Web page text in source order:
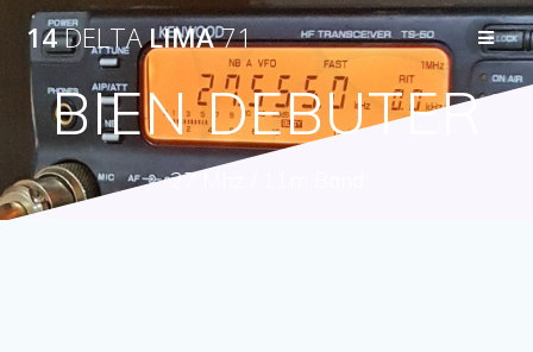
Passer
au
contenu
14DELTALIMA71
BIEN DEBUTER
27 Mhz / 11m Band